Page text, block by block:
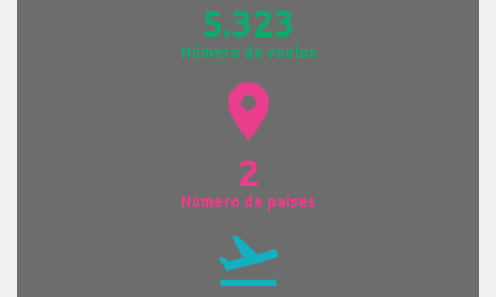
5.323
Número de vuelos
location_on
2
Número de países
flight_takeoff